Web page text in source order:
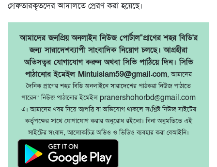
গ্রেফতারকৃতদের আদালতে প্রেরণ করা হয়েছে।
আমাদের জনপ্রিয় অনলাইন নিউজ পোর্টাল"প্রাণের শহর বিডি'র
জন্য সারাদেশব্যাপী সাংবাদিক নিয়োগ চলছে। আগ্রহীরা
অতিসত্বর যোগাযোগ করুন অথবা সিভি পাঠিয়ে দিন। সিভি
পাঠানোর ইমেইল Mintuislam59@gmail.com, আমাদের
দৈনিক প্রাণের শহর বিডি অনলাইনে সারাদেশের পাঠকরা নিউজ পাঠাতে
পারেন" নিউজ পাঠানোর ইমেইল pranershohorbd@gmail.com
এ। আমাদের খবর নিয়ে আপত্তি বা অভিযোগ থাকলে সংশ্লিষ্ট নিউজ সাইটের
কর্তৃপক্ষের সাথে যোগাযোগ করার অনুরোধ রইলো। বিনা অনুমতিতে এই
সাইটের সংবাদ, আলোকচিত্র অডিও ও ভিডিও ব্যবহার করা বেআইনি।